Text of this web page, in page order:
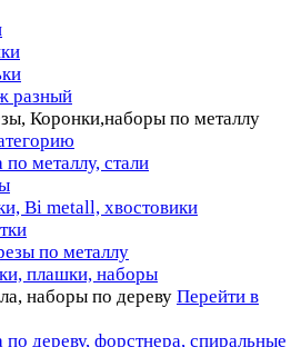
разный
Коронки,наборы по металлу
по металлу, стали
Bi metall, хвостовики
по металлу
плашки, наборы
наборы по дереву Перейти в
по дереву, форстнера, спиральные